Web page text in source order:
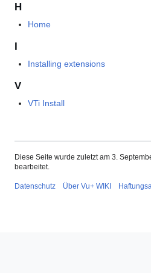
H
Home
I
Installing extensions
V
VTi Install
Diese Seite wurde zuletzt am 3.
bearbeitet.
Datenschutz Über Vu+ WIKI